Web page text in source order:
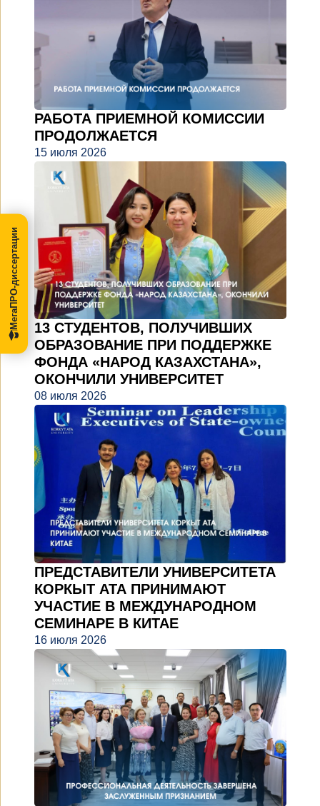
РАБОТА ПРИЕМНОЙ КОМИССИИ
ПРОДОЛЖАЕТСЯ
15 июля 2026
13 СТУДЕНТОВ, ПОЛУЧИВШИХ
ОБРАЗОВАНИЕ ПРИ ПОДДЕРЖКЕ
ФОНДА «НАРОД КАЗАХСТАНА»,
ОКОНЧИЛИ УНИВЕРСИТЕТ
08 июля 2026
ПРЕДСТАВИТЕЛИ УНИВЕРСИТЕТА
КОРКЫТ АТА ПРИНИМАЮТ
УЧАСТИЕ В МЕЖДУНАРОДНОМ
СЕМИНАРЕ В КИТАЕ
16 июля 2026
МегаПРО-диссертации